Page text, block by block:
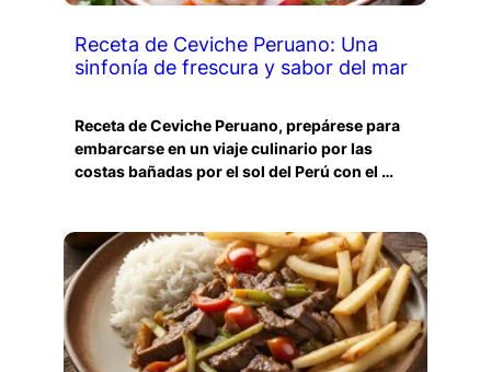
Receta de Ceviche Peruano: Una
sinfonía de frescura y sabor del mar
Receta de Ceviche Peruano, prepárese para
embarcarse en un viaje culinario por las
costas bañadas por el sol del Perú con el …